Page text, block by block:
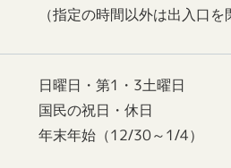
（指定の時間以外は出入口を
日曜日・第1・3土曜日
国民の祝日・休日
年末年始（12/30～1/4）